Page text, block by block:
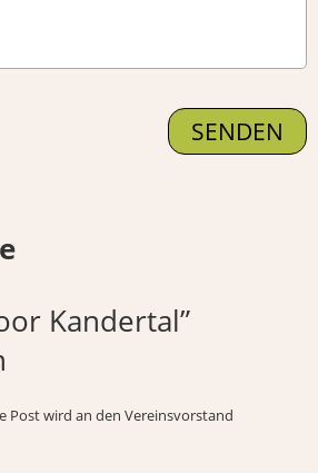
Kandertal”
Post wird an den Vereinsvorstand